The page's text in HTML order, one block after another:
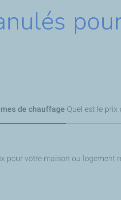
de chauffage Quel est le
pour votre maison ou logement